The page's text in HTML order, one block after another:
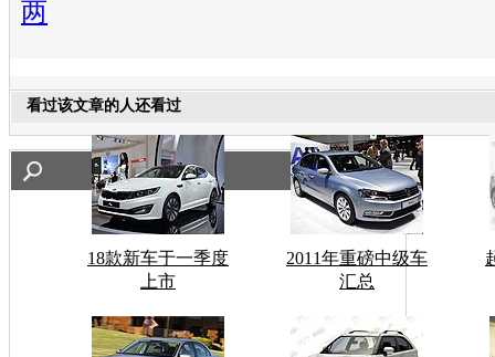
两
看过该文章的人还看过
18款新车于一季度
上市
2011年重磅中级车
汇总